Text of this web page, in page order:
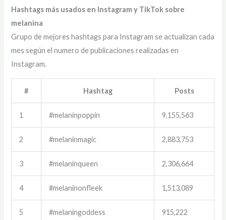
Hashtags más usados en Instagram y TikTok sobre
melanina
Grupo de mejores hashtags para Instagram se actualizan cada
mes según el numero de publicaciones realizadas en
Instagram.
# Hashtag Posts
1 #melaninpoppin 9,155,563
2 #melaninmagic 2,883,753
3 #melaninqueen 2,306,664
4 #melaninonfleek 1,513,089
5 #melaningoddess 915,222